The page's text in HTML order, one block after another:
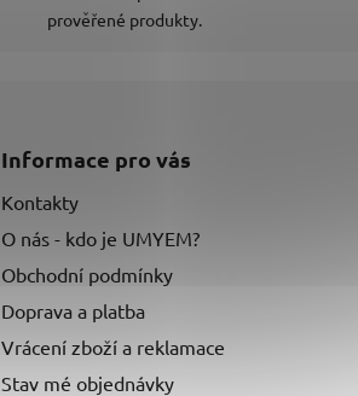
prověřené produkty.
Informace pro vás
Kontakty
O nás - kdo je UMYEM?
Obchodní podmínky
Doprava a platba
Vrácení zboží a reklamace
Stav mé objednávky